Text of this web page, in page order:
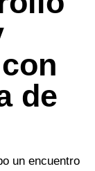
de
un encuentro